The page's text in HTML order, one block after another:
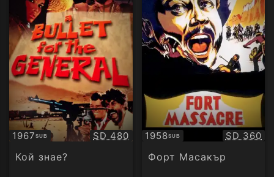
1967SUB
Субтитри Качество:
SD 480
Кой знае?
1958SUB
Субтитри SD 360
Форт Масакър